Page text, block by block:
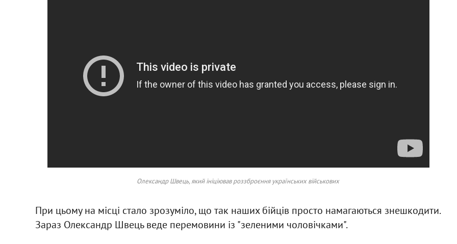
Олександр Швець, який ініціював роззброєння українських військових
При цьому на місці стало зрозуміло, що так наших бійців просто намагаються знешкодити.
Зараз Олександр Швець веде перемовини із "зеленими чоловічками".